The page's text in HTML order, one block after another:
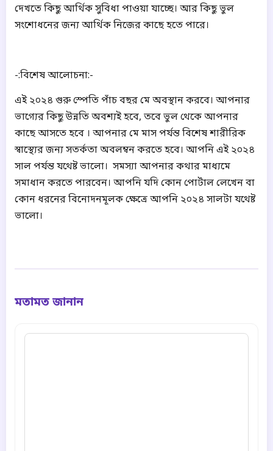
দেখতে কিছু আর্থিক সুবিধা পাওয়া যাচ্ছে। আর কিছু ভুল
সংশোধনের জন্য আর্থিক নিজের কাছে হতে পারে।
-:বিশেষ আলোচনা:-
এই ২০২৪ গুরু স্পেতি পাঁচ বছর মে অবস্থান করবে। আপনার
ভাগ্যের কিছু উন্নতি অবশ্যই হবে, তবে ভুল থেকে আপনার
কাছে আসতে হবে । আপনার মে মাস পর্যন্ত বিশেষ শারীরিক
স্বাস্থ্যের জন্য সতর্কতা অবলম্বন করতে হবে। আপনি এই ২০২৪
সাল পর্যন্ত যথেষ্ট ভালো। সমস্যা আপনার কথার মাধ্যমে
সমাধান করতে পারবেন। আপনি যদি কোন পোর্টাল লেখেন বা
কোন ধরনের বিনোদনমূলক ক্ষেত্রে আপনি ২০২৪ সালটা যথেষ্ট
ভালো।
মতামত জানান